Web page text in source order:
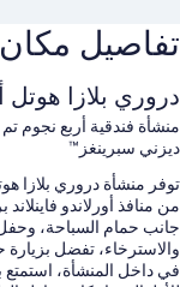
تفاصيل مكان
دروري بلازا هوتل
ديزني سبرينغز™
توفر منشأة دروري بلازا
من منافذ أورلاندو
جانب حمام السباحة،
في داخل المنشأة، استمتع